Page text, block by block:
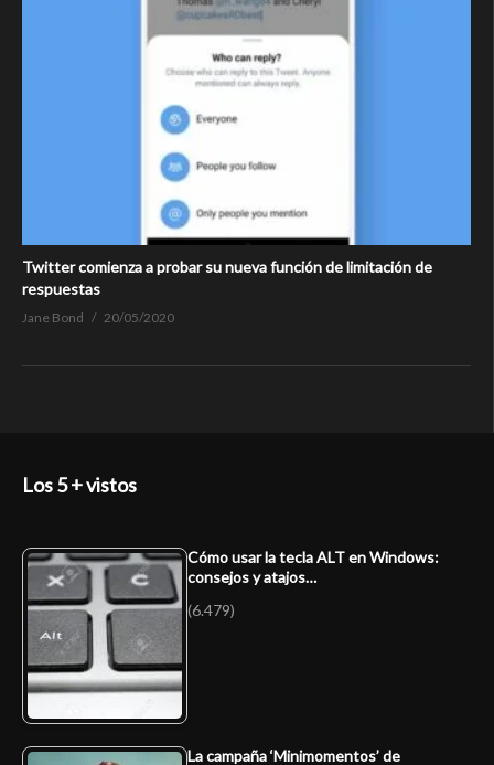
Twitter comienza a probar su nueva función de limitación de
respuestas
Jane Bond 20/05/2020
Los 5 + vistos
Cómo usar la tecla ALT en Windows:
consejos y atajos…
(6.479)
La campaña ‘Minimomentos’ de